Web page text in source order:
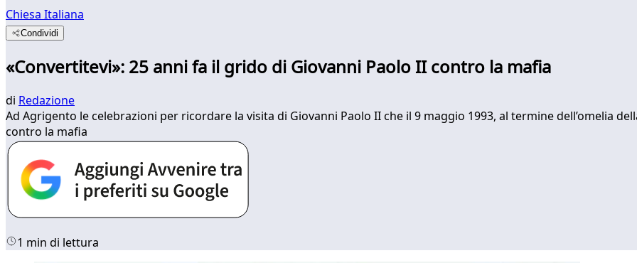
Chiesa Italiana
Condividi
«Convertitevi»: 25 anni fa il grido di Giovanni Paolo II contro la mafia
di Redazione
Ad Agrigento le celebrazioni per ricordare la visita di Giovanni Paolo II che il 9 maggio 1993, al termine dell’omelia
contro la mafia
1 min di lettura